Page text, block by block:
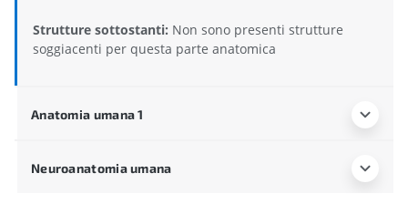
Strutture sottostanti: Non sono presenti strutture
soggiacenti per questa parte anatomica
Anatomia umana 1
Neuroanatomia umana